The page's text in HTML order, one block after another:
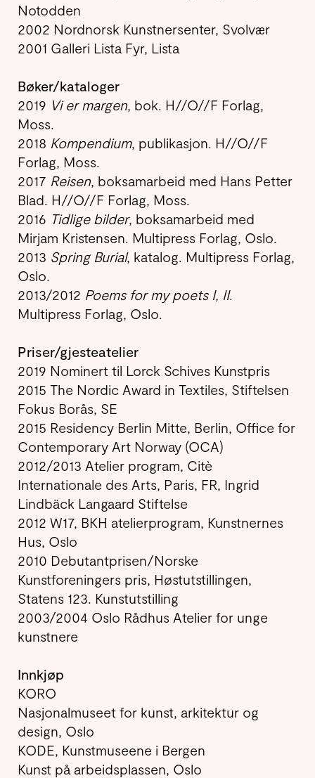
Notodden
2002 Nordnorsk Kunstnersenter, Svolvær
2001 Galleri Lista Fyr, Lista
Bøker/kataloger
2019 Vi er margen, bok. H//O//F Forlag,
Moss.
2018 Kompendium, publikasjon. H//O//F
Forlag, Moss.
2017 Reisen, boksamarbeid med Hans Petter
Blad. H//O//F Forlag, Moss.
2016 Tidlige bilder, boksamarbeid med
Mirjam Kristensen. Multipress Forlag, Oslo.
2013 Spring Burial, katalog. Multipress Forlag,
Oslo.
2013/2012 Poems for my poets I, II.
Multipress Forlag, Oslo.
Priser/gjesteatelier
2019 Nominert til Lorck Schives Kunstpris
2015 The Nordic Award in Textiles, Stiftelsen
Fokus Borås, SE
2015 Residency Berlin Mitte, Berlin, Office for
Contemporary Art Norway (OCA)
2012/2013 Atelier program, Citè
Internationale des Arts, Paris, FR, Ingrid
Lindbäck Langaard Stiftelse
2012 W17, BKH atelierprogram, Kunstnernes
Hus, Oslo
2010 Debutantprisen/Norske
Kunstforeningers pris, Høstutstillingen,
Statens 123. Kunstutstilling
2003/2004 Oslo Rådhus Atelier for unge
kunstnere
Innkjøp
KORO
Nasjonalmuseet for kunst, arkitektur og
design, Oslo
KODE, Kunstmuseene i Bergen
Kunst på arbeidsplassen, Oslo